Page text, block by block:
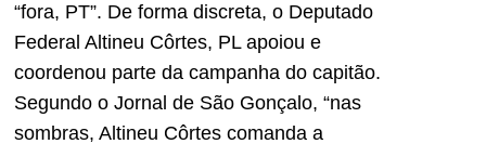
“fora, PT”. De forma discreta, o Deputado
Federal Altineu Côrtes, PL apoiou e
coordenou parte da campanha do capitão.
Segundo o Jornal de São Gonçalo, “nas
sombras, Altineu Côrtes comanda a